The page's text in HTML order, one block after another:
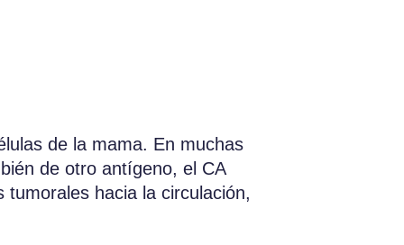
de la mama. En muchas
de otro antígeno, el CA
hacia la circulación,